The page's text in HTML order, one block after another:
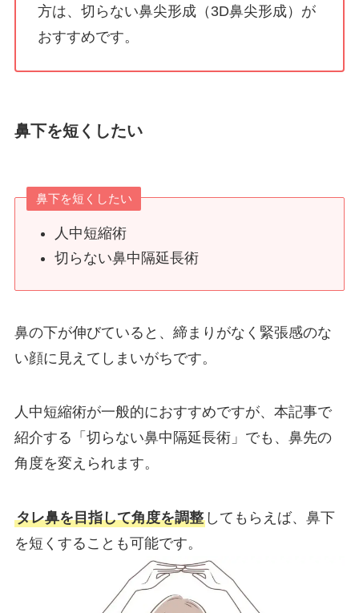
方は、切らない鼻尖形成（3D鼻尖形成）が
おすすめです。
鼻下を短くしたい
鼻下を短くしたい
人中短縮術
切らない鼻中隔延長術
鼻の下が伸びていると、締まりがなく緊張感のな
い顔に見えてしまいがちです。
人中短縮術が一般的におすすめですが、本記事で
紹介する「切らない鼻中隔延長術」でも、鼻先の
角度を変えられます。
タレ鼻を目指して角度を調整してもらえば、鼻下
を短くすることも可能です。